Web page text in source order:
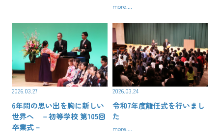
more....
2026.03.27
6年間の思い出を胸に新しい
世界へ －初等学校 第105回
卒業式－
2026.03.24
令和7年度離任式を行いまし
た
more....